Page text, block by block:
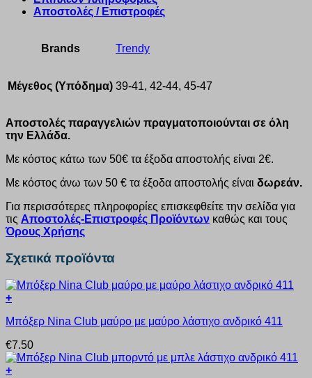
Αποστολές / Επιστροφές
Brands Trendy
Μέγεθος (Υπόδημα) 39-41, 42-44, 45-47
Αποστολές παραγγελιών πραγματοποιούνται σε όλη
την Ελλάδα.
Με κόστος κάτω των 50€ τα έξοδα αποστολής είναι 2€.
Με κόστος άνω των 50 € τα έξοδα αποστολής είναι δωρεάν.
Για περισσότερες πληροφορίες επισκεφθείτε την σελίδα για
τις Αποστολές-Επιστροφές Προϊόντων καθώς και τους
Όρους Χρήσης
Σχετικά προϊόντα
+
το
έχει
πολλαπλές
παραλλαγές.
Μπόξερ Nina Club μαύρο με μαύρο λάστιχο ανδρικό 411
€7.50
+